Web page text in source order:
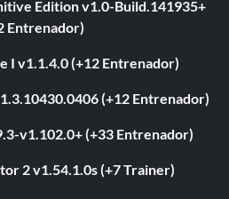
Edition v1.0-Build.141935+
Entrenador)
I v1.1.4.0 (+12 Entrenador)
(+12 Entrenador)
v1.102.0+ (+33 Entrenador)
2 v1.54.1.0s (+7 Trainer)